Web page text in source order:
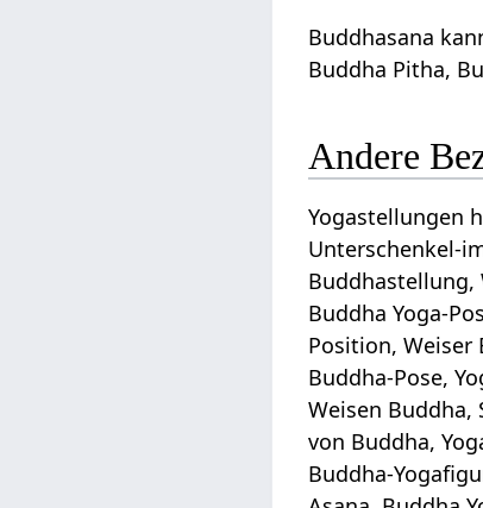
Buddhasana
Buddha Pitha,
Andere
Yogastellungen
Unterschenkel-
Buddhastellung,
Buddha Yoga-
Position, Weiser
Buddha-Pose,
Weisen Buddha,
von Buddha,
Buddha-